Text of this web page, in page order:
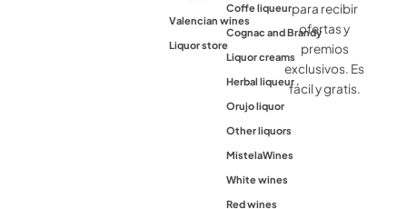
Valencian wines
Liquor store
Coffe liqueur
Cognac and Brandy
Liquor creams
Herbal liqueur
Orujo liquor
Other liquors
MistelaWines
White wines
Red wines
para recibir
ofertas y
premios
exclusivos. Es
fácil y gratis.